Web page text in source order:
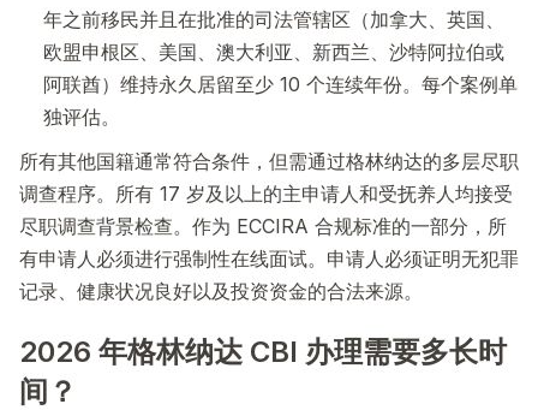
年之前移民并且在批准的司法管辖区（加拿大、英国、
欧盟申根区、美国、澳大利亚、新西兰、沙特阿拉伯或
阿联酋）维持永久居留至少 10 个连续年份。每个案例单
独评估。
所有其他国籍通常符合条件，但需通过格林纳达的多层尽职
调查程序。所有 17 岁及以上的主申请人和受抚养人均接受
尽职调查背景检查。作为 ECCIRA 合规标准的一部分，所
有申请人必须进行强制性在线面试。申请人必须证明无犯罪
记录、健康状况良好以及投资资金的合法来源。
2026 年格林纳达 CBI 办理需要多长时
间？